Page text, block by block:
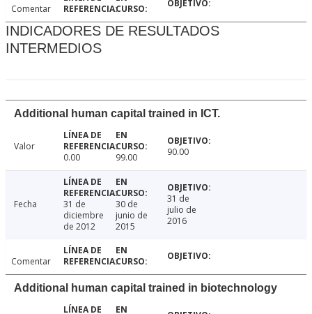
Comentar
INDICADORES DE RESULTADOS
INTERMEDIOS
Additional human capital trained in ICT.
Valor
0.00
99.00 90.00
Fecha
31 de
diciembre
de 2012
30 de
junio de
2015
31 de
julio de
2016
Comentar
Additional human capital trained in biotechnology